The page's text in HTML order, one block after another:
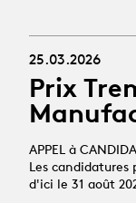
25.03.2026
Prix
APPEL à
Les
d'ici le 31 août